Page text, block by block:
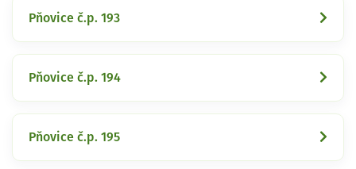
Pňovice č.p. 193
Pňovice č.p. 194
Pňovice č.p. 195